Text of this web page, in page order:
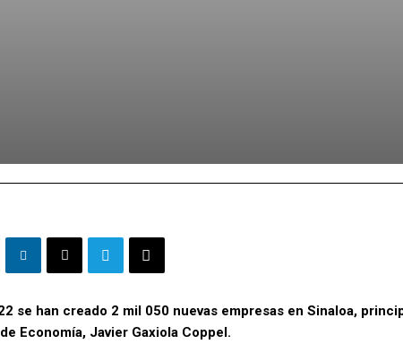
se han creado 2 mil 050 nuevas empresas en Sinaloa,
Economía, Javier Gaxiola Coppel.